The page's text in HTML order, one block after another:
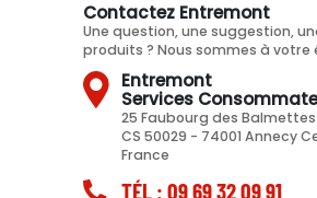
Contactez Entremont
Une question, une suggestion,
produits ? Nous sommes à votre
Entremont
Services
25 Faubourg des Balmettes
CS 50029 - 74001 Annecy
France
TÉL : 09 69 32 09 91